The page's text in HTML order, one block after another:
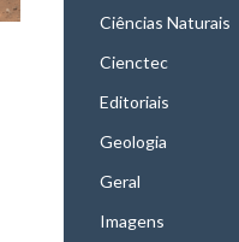
Ciências Naturais
Cienctec
Editoriais
Geologia
Geral
Imagens